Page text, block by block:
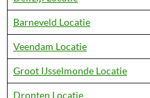
Barneveld Locatie
Veendam Locatie
Groot IJsselmonde Locatie
Dronten Locatie